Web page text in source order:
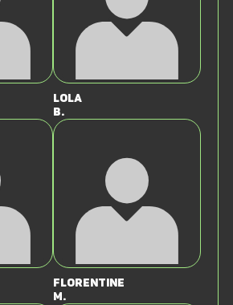
Lola
B.
Florentine
M.